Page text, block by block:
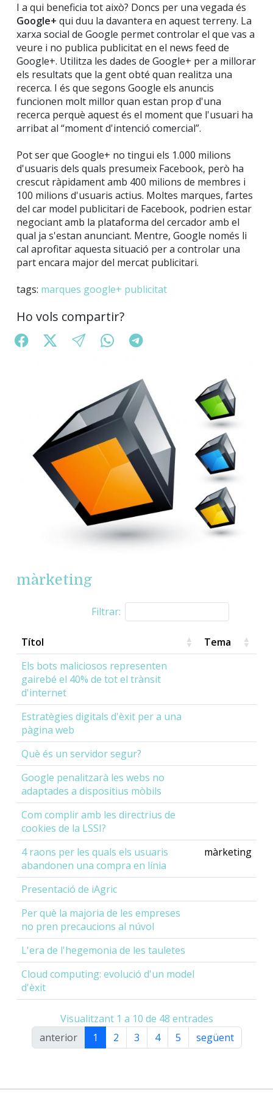
I a qui beneficia tot això? Doncs per una vegada és
Google+ qui duu la davantera en aquest terreny. La
xarxa social de Google permet controlar el que vas a
veure i no publica publicitat en el news feed de
Google+. Utilitza les dades de Google+ per a millorar
els resultats que la gent obté quan realitza una
recerca. I és que segons Google els anuncis
funcionen molt millor quan estan prop d'una
recerca perquè aquest és el moment que l'usuari ha
arribat al “moment d'intenció comercial”.
Pot ser que Google+ no tingui els 1.000 milions
d'usuaris dels quals presumeix Facebook, però ha
crescut ràpidament amb 400 milions de membres i
100 milions d'usuaris actius. Moltes marques, fartes
del car model publicitari de Facebook, podrien estar
negociant amb la plataforma del cercador amb el
qual ja s'estan anunciant. Mentre, Google només li
cal aprofitar aquesta situació per a controlar una
part encara major del mercat publicitari.
tags: marques google+ publicitat
Ho vols compartir?
màrketing
Filtrar:
Títol
Tema
Els bots maliciosos representen
gairebé el 40% de tot el trànsit
d'internet
Estratègies digitals d'èxit per a una
pàgina web
Què és un servidor segur?
Google penalitzarà les webs no
adaptades a dispositius mòbils
Com complir amb les directrius de
cookies de la LSSI?
4 raons per les quals els usuaris
abandonen una compra en línia
màrketing
Presentació de iAgric
Per què la majoria de les empreses
no pren precaucions al núvol
L'era de l'hegemonia de les tauletes
Cloud computing: evolució d'un model
d'èxit
Visualitzant 1 a 10 de 48 entrades
anterior
1 2 3 4 5 següent